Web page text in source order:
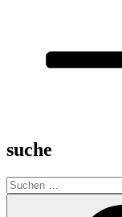
suche
Suche
nach: